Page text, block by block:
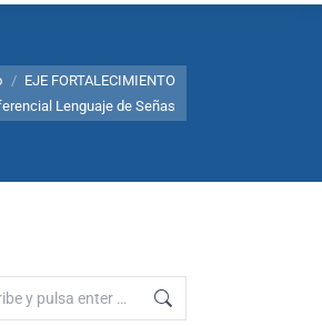
EJE FORTALECIMIENTO
Lenguaje de Señas